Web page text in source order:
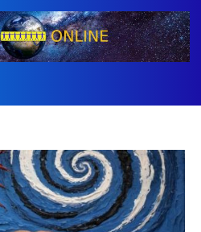
إلى
المحتوى